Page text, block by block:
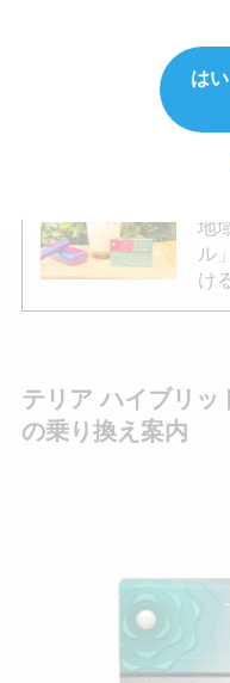
価
デ
地
ル
け
テリア ハイブリッ
の乗り換え案内
は